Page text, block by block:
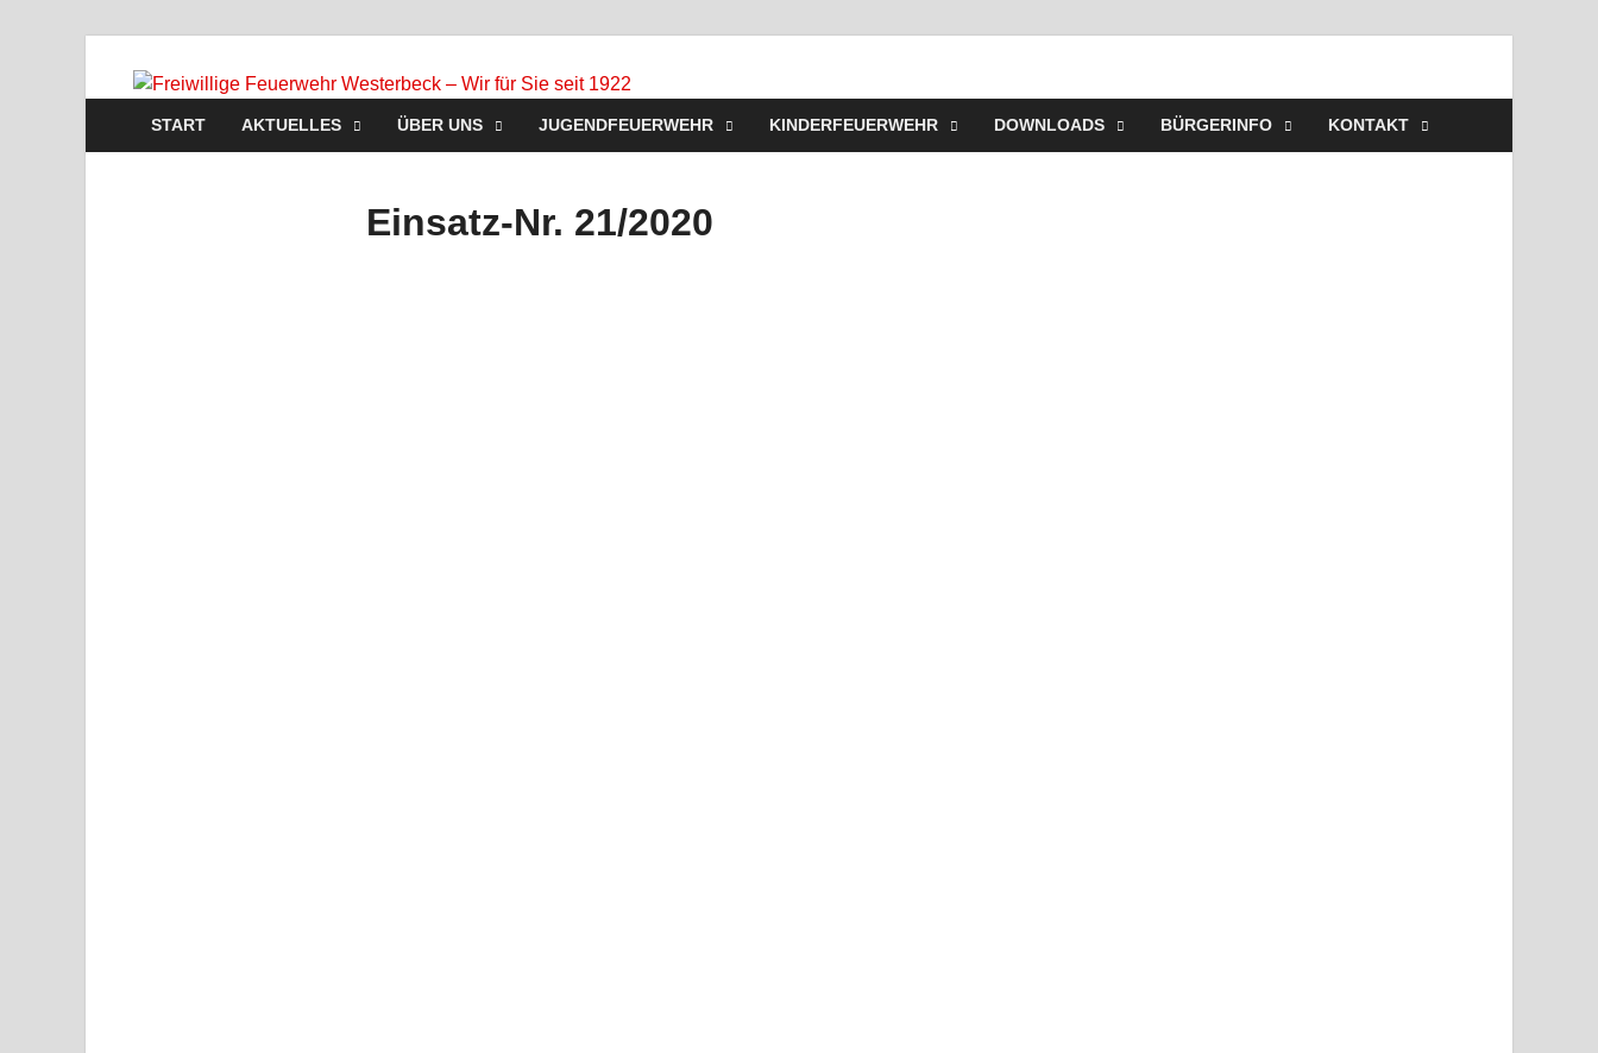
Freiwillige Feuerwehr Westerbeck – Wir
für Sie seit 1922
Homepage der Freiwilligen Feuerwehr Westerbeck: Aktuelles, Veranstaltungen, Einsätze, Unsere Wehr,
Jugendfeuerwehr, Mach mit!
START AKTUELLES ÜBER UNS JUGENDFEUERWEHR KINDERFEUERWEHR DOWNLOADS BÜRGERINFO KONTAKT
Einsatz-Nr. 21/2020